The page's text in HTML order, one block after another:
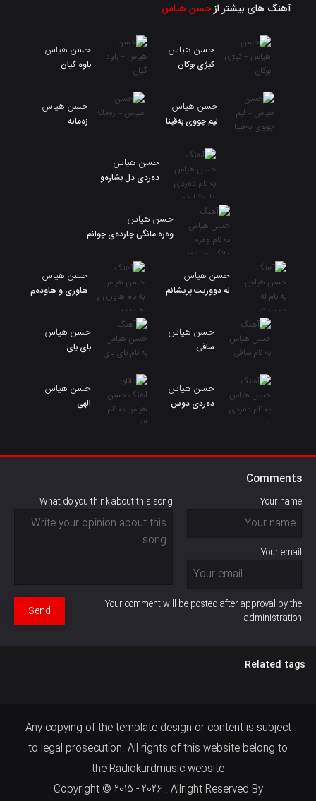
آهنگ های بیشتر ازحسن هیاس
حسن هیاس
کیژی بوکان
حسن هیاس
باوه گیان
حسن هیاس
لیم چووی بەقینا
حسن هیاس
زەمانە
حسن هیاس
دەردی دل بشارەو
حسن هیاس
وەرە مانگی چاردەی جوانم
حسن هیاس
له دووریت پریشانم
حسن هیاس
هاوری و هاودەم
حسن هیاس
ساقی
حسن هیاس
بای بای
حسن هیاس
دەردی دوس
حسن هیاس
الهی
Comments
Your name
Your email
What do you think about this song
Your comment will be posted after approval by the
administration
Send
Related tags
Any copying of the template design or content is subject
to legal prosecution. All rights of this website belong to
the Radiokurdmusic website
Copyright © 2015 - 2026 . Allright Reserved By